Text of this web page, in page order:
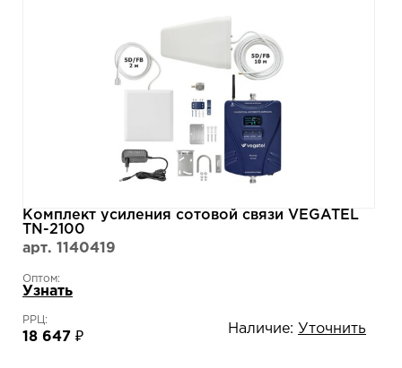
Комплект усиления сотовой связи VEGATEL
TN-2100
арт. 1140419
Оптом:
Узнать
РРЦ:
18 647 ₽
Наличие: Уточнить